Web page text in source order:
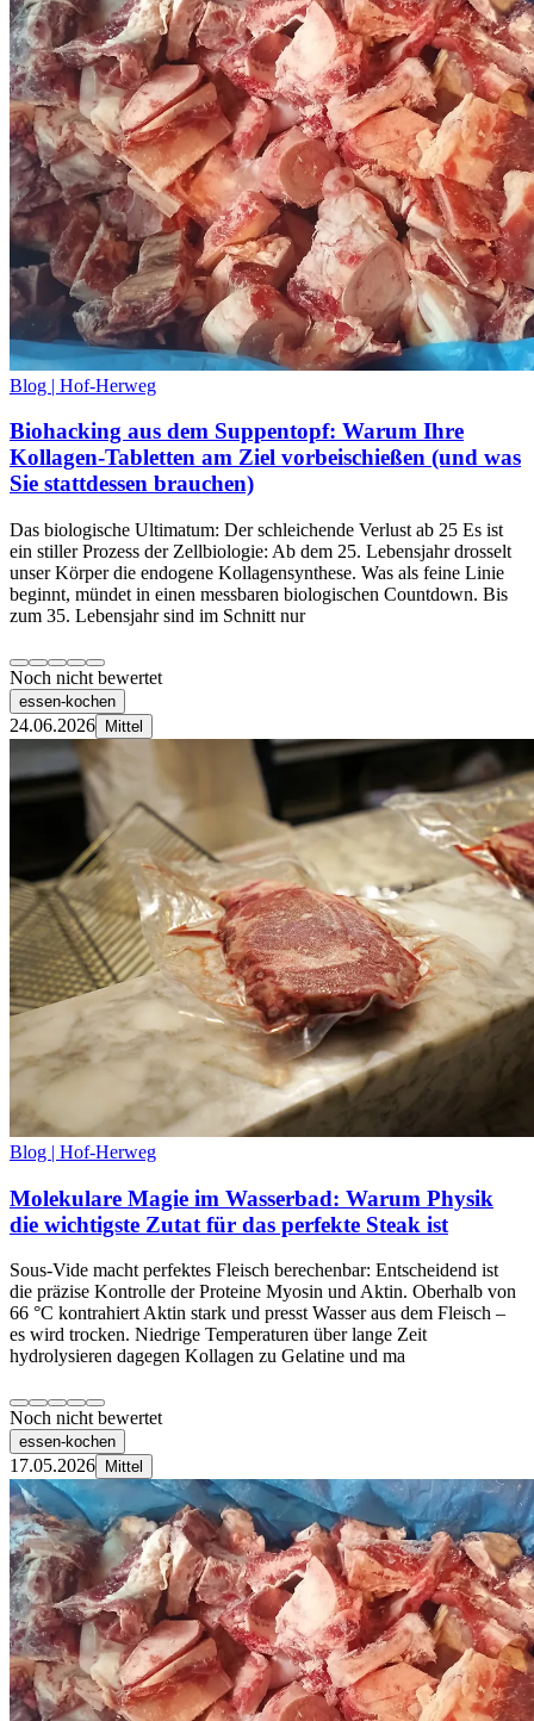
Blog | Hof-Herweg
Biohacking aus dem Suppentopf: Warum Ihre
Kollagen-Tabletten am Ziel vorbeischießen (und was
Sie stattdessen brauchen)
Das biologische Ultimatum: Der schleichende Verlust ab 25 Es ist
ein stiller Prozess der Zellbiologie: Ab dem 25. Lebensjahr drosselt
unser Körper die endogene Kollagensynthese. Was als feine Linie
beginnt, mündet in einen messbaren biologischen Countdown. Bis
zum 35. Lebensjahr sind im Schnitt nur
Noch nicht bewertet
essen-kochen
24.06.2026 Mittel
Blog | Hof-Herweg
Molekulare Magie im Wasserbad: Warum Physik
die wichtigste Zutat für das perfekte Steak ist
Sous-Vide macht perfektes Fleisch berechenbar: Entscheidend ist
die präzise Kontrolle der Proteine Myosin und Aktin. Oberhalb von
66 °C kontrahiert Aktin stark und presst Wasser aus dem Fleisch –
es wird trocken. Niedrige Temperaturen über lange Zeit
hydrolysieren dagegen Kollagen zu Gelatine und ma
Noch nicht bewertet
essen-kochen
17.05.2026 Mittel